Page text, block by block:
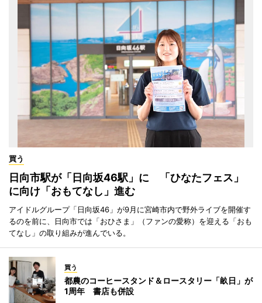
買う
日向市駅が「日向坂46駅」に 「ひなたフェス」
に向け「おもてなし」進む
アイドルグループ「日向坂46」が9月に宮崎市内で野外ライブを開催す
るのを前に、日向市では「おひさま」（ファンの愛称）を迎える「おも
てなし」の取り組みが進んでいる。
買う
都農のコーヒースタンド＆ロースタリー「畝日」が
1周年 書店も併設